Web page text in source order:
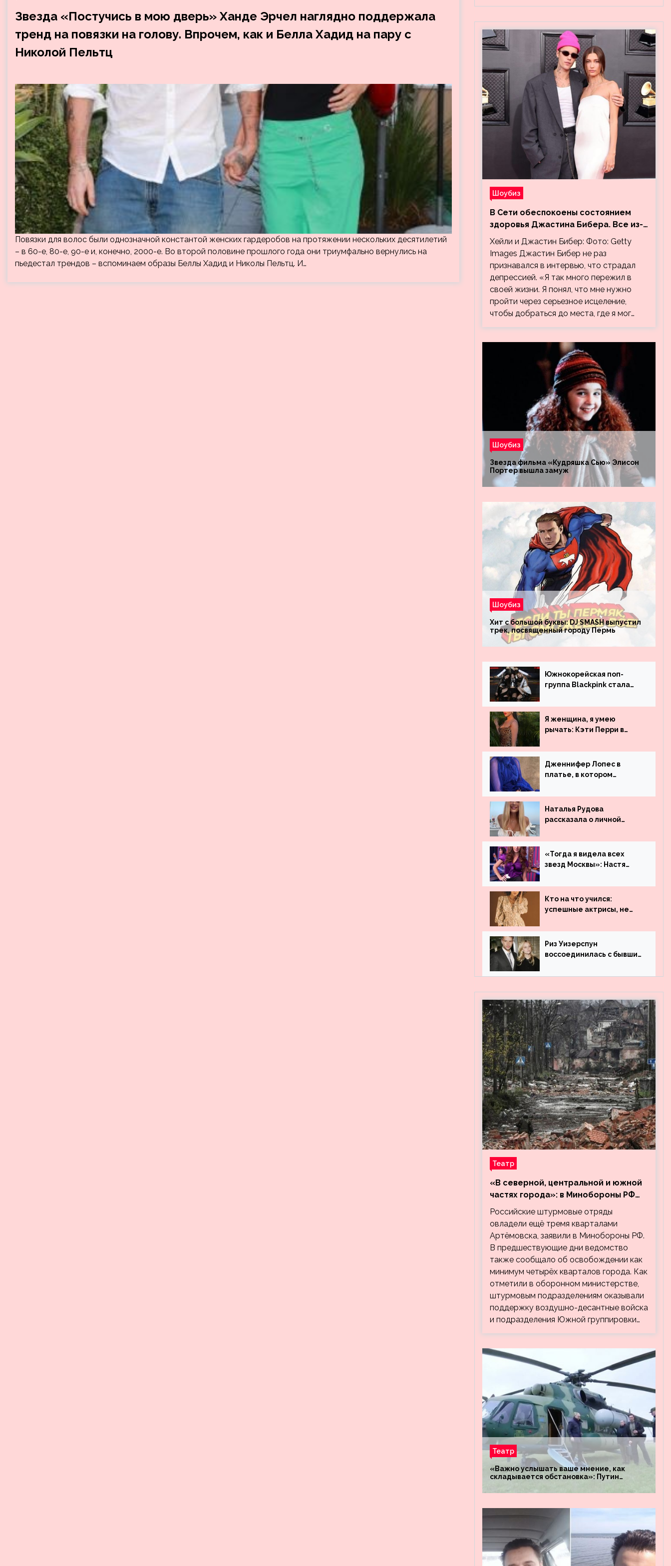
Звезда «Постучись в мою дверь» Ханде Эрчел наглядно поддержала
тренд на повязки на голову. Впрочем, как и Белла Хадид на пару с
Николой Пельтц
Повязки для волос были однозначной константой женских гардеробов на протяжении нескольких десятилетий
– в 60-е, 80-е, 90-е и, конечно, 2000-е. Во второй половине прошлого года они триумфально вернулись на
пьедестал трендов – вспоминаем образы Беллы Хадид и Николы Пельтц. И…
Шоубиз
В Сети обеспокоены состоянием
здоровья Джастина Бибера. Все из-
за видео, на котором его
успокаивает Хейли
Хейли и Джастин Бибер: Фото: Getty
Images Джастин Бибер не раз
признавался в интервью, что страдал
депрессией. «Я так много пережил в
своей жизни. Я понял, что мне нужно
пройти через серьезное исцеление,
чтобы добраться до места, где я мог…
Шоубиз
Звезда фильма «Кудряшка Сью» Элисон
Портер вышла замуж
Шоубиз
Хит с большой буквы: DJ SMASH выпустил
трек, посвященный городу Пермь
Южнокорейская поп-
группа Blackpink стала
просмотрам на YouTube.
Они обогнали даже
Джастина Бибера
Я женщина, я умею
рычать: Кэти Перри в
Дженнифер Лопес в
платье, в котором
незамеченной
Наталья Рудова
рассказала о личной
«Тогда я видела всех
звезд Москвы»: Настя
работала до
популярности и выложила
архивные фото
Кто на что учился:
успешные актрисы, не
образования
Риз Уизерспун
воссоединилась с бывшим
Театр
«В северной, центральной и южной
частях города»: в Минобороны РФ
заявили об освобождении ещё трёх
кварталов Артёмовска
Российские штурмовые отряды
овладели ещё тремя кварталами
Артёмовска, заявили в Минобороны РФ.
В предшествующие дни ведомство
также сообщало об освобождении как
минимум четырёх кварталов города. Как
отметили в оборонном министерстве,
штурмовым подразделениям оказывали
поддержку воздушно-десантные войска
и подразделения Южной группировки…
Театр
«Важно услышать ваше мнение, как
складывается обстановка»: Путин
«Днепр» и «Восток»